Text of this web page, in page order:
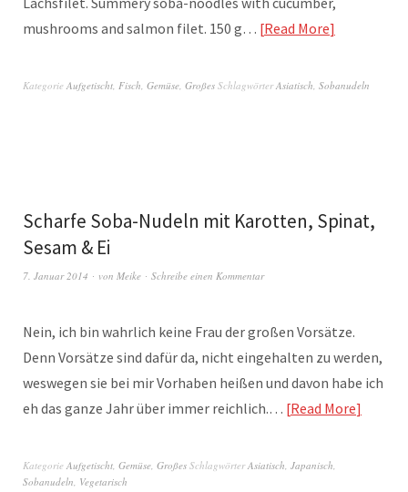
mushrooms and salmon filet. 150 g… Read More
Kategorie Aufgetischt, Fisch, Gemüse, Großes SchlagwörterAsiatisch, Sobanudeln
Scharfe Soba-Nudeln mit Karotten, Spinat,
Sesam & Ei
7. Januar 2014 von Meike Schreibe einen Kommentar
Nein, ich bin wahrlich keine Frau der großen Vorsätze.
Denn Vorsätze sind dafür da, nicht eingehalten zu werden,
weswegen sie bei mir Vorhaben heißen und davon habe ich
eh das ganze Jahr über immer reichlich.… Read More
Kategorie Aufgetischt, Gemüse, Großes SchlagwörterAsiatisch, Japanisch,
Sobanudeln, Vegetarisch